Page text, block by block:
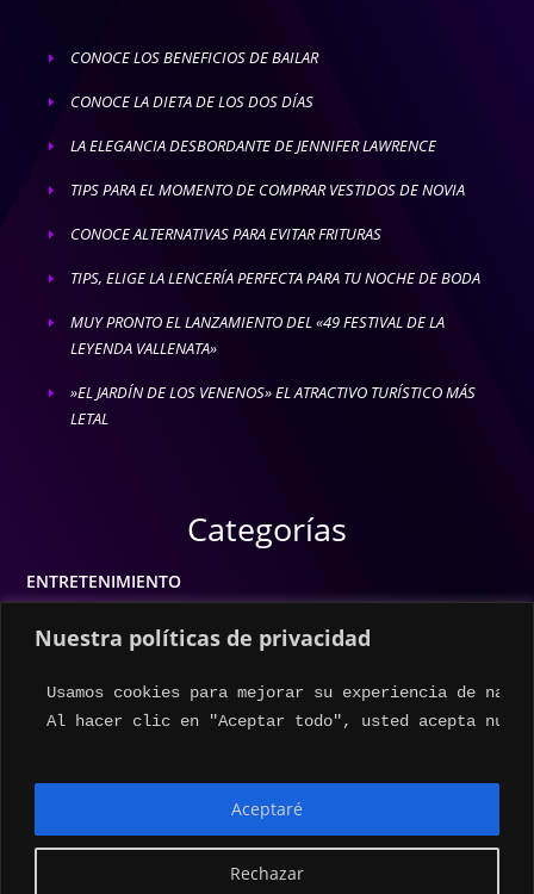
Nuestra políticas de privacidad
Usamos cookies para mejorar su experiencia de
Al hacer clic en "Aceptar todo", usted acepta
Rechazar
Aceptaré
E CONOCE LOS BENEFICIOS DE BAILAR
E CONOCE LA DIETA DE LOS DOS DÍAS
E LA ELEGANCIA DESBORDANTE DE JENNIFER LAWRENCE
E TIPS PARA EL MOMENTO DE COMPRAR VESTIDOS DE NOVIA
E CONOCE ALTERNATIVAS PARA EVITAR FRITURAS
E TIPS, ELIGE LA LENCERÍA PERFECTA PARA TU NOCHE DE BODA
E
MUY PRONTO EL LANZAMIENTO DEL «49 FESTIVAL DE LA
LEYENDA VALLENATA»
E
»EL JARDÍN DE LOS VENENOS» EL ATRACTIVO TURÍSTICO MÁS
LETAL
Categorías
ENTRETENIMIENTO
ESTILO DE VIDA